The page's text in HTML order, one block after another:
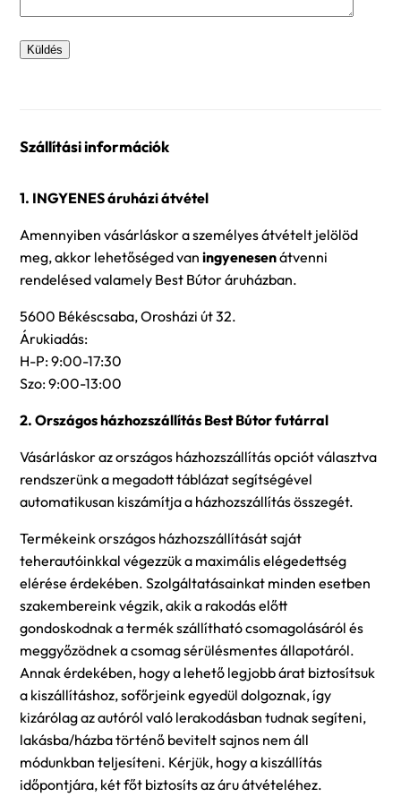
Szállítási információk
1. INGYENES áruházi átvétel
Amennyiben vásárláskor a személyes átvételt jelölöd
meg, akkor lehetőséged van ingyenesenátvenni
rendelésed valamely Best Bútor áruházban.
5600 Békéscsaba, Orosházi út 32.
Árukiadás:
H-P: 9:00-17:30
Szo: 9:00-13:00
2. Országos házhozszállítás Best Bútor futárral
Vásárláskor az országos házhozszállítás opciót választva
rendszerünk a megadott táblázat segítségével
automatikusan kiszámítja a házhozszállítás összegét.
Termékeink országos házhozszállítását saját
teherautóinkkal végezzük a maximális elégedettség
elérése érdekében. Szolgáltatásainkat minden esetben
szakembereink végzik, akik a rakodás előtt
gondoskodnak a termék szállítható csomagolásáról és
meggyőzödnek a csomag sérülésmentes állapotáról.
Annak érdekében, hogy a lehető legjobb árat biztosítsuk
a kiszállításhoz, sofőrjeink egyedül dolgoznak, így
kizárólag az autóról való lerakodásban tudnak segíteni,
lakásba/házba történő bevitelt sajnos nem áll
módunkban teljesíteni. Kérjük, hogy a kiszállítás
időpontjára, két főt biztosíts az áru átvételéhez.